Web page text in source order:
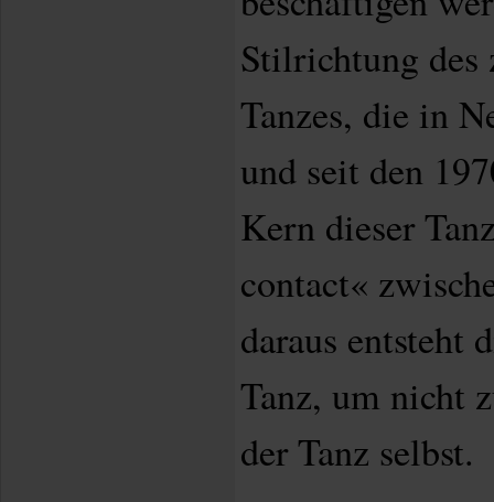
Stilrichtung des
Tanzes, die in
und seit den
Kern dieser
contact«
daraus entsteht
Tanz, um nicht
der Tanz selbst.